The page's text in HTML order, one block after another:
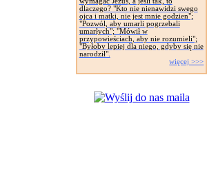
dlaczego? "Kto nie nienawidzi swego
ojca i matki, nie jest mnie godzien";
"Pozwól, aby umarli pogrzebali
umarłych"; "Mówił w
przypowieściach, aby nie rozumieli";
"Byłoby lepiej dla niego, gdyby się nie
narodził".
więcej >>>